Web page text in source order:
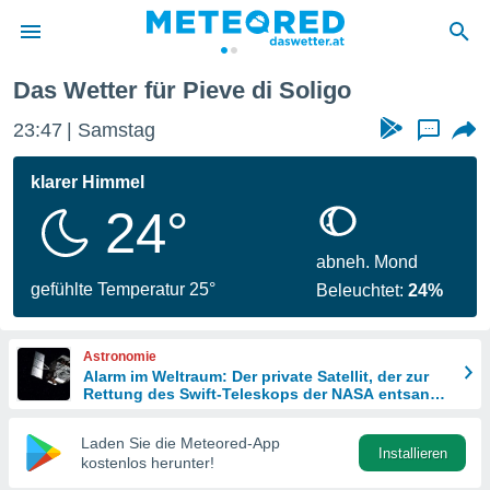
wurde
dass
sind.
diese
Das Wetter für Pieve di Soligo
23:47 Samstag ...
klarer Himmel
24°
gefühlte Temperatur 25°
abneh. Mond
Beleuchtet:24%
Astronomie
Alarm im Weltraum: Der private Satellit, der zur
Rettung des Swift-Teleskops der NASA entsandt
Laden Sie die Meteored-App
kostenlos herunter!
Installieren